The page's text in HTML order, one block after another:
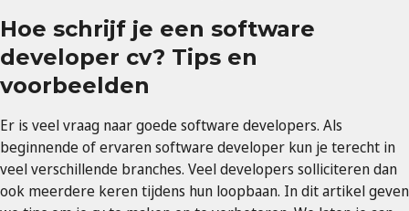
Hoe schrijf je een software
developer cv? Tips en
voorbeelden
Er is veel vraag naar goede software developers. Als
beginnende of ervaren software developer kun je terecht in
veel verschillende branches. Veel developers solliciteren dan
ook meerdere keren tijdens hun loopbaan. In dit artikel geven